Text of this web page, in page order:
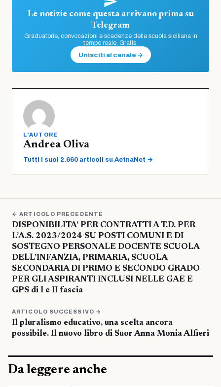
Le notizie come questa arrivano prima su
Telegram
Graduatorie, convocazioni e scadenze della scuola siciliana in
tempo reale. Gratis.
Unisciti al canale →
L'AUTORE
Andrea Oliva
Tutti i suoi 2.660 articoli su AetnaNet →
← ARTICOLO PRECEDENTE
DISPONIBILITA’ PER CONTRATTI A T.D. PER
L’A.S. 2023/2024 SU POSTI COMUNI E DI
SOSTEGNO PERSONALE DOCENTE SCUOLA
DELL’INFANZIA, PRIMARIA, SCUOLA
SECONDARIA DI PRIMO E SECONDO GRADO
PER GLI ASPIRANTI INCLUSI NELLE GAE E
GPS di I e II fascia
ARTICOLO SUCCESSIVO →
Il pluralismo educativo, una scelta ancora
possibile. Il nuovo libro di Suor Anna Monia Alfieri
Da leggere anche